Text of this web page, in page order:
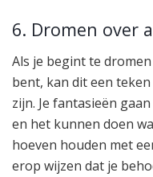
6. Dromen over
Als je begint te
bent, kan dit een
zijn. Je fantasieën
en het kunnen doen
hoeven houden met
erop wijzen dat je